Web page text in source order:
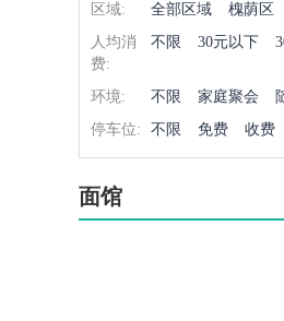
区域: 全部区域 槐荫区
人均消
费:
不限 30元以下
环境: 不限 家庭聚会
停车位:
不限 免费 收费
面馆